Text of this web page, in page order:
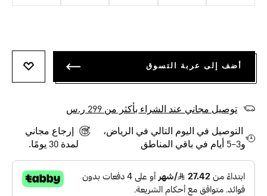
أضف إلى عربة التسوق
توصيل مجاني عند الشراء بأكثر من 299 ر.س
التوصيل في اليوم التالي في الرياض،
و3–5 أيام في باقي المناطق
إرجاع مجاني
لمدة 30 يومًا.